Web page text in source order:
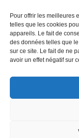
Pour offrir les meilleures
telles que les cookies
appareils. Le fait de
des données telles que
sur ce site. Le fait de ne
avoir un effet négatif sur
lundi et jeudi de 9h à
mardi et vendredi de
@Vatteville-